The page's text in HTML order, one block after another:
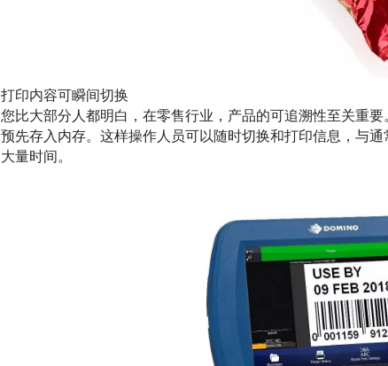
打印内容可瞬间切换
您比大部分人都明白，在零售行业，产品的可追溯性至关重
预先存入内存。这样操作人员可以随时切换和打印信息，与
大量时间。